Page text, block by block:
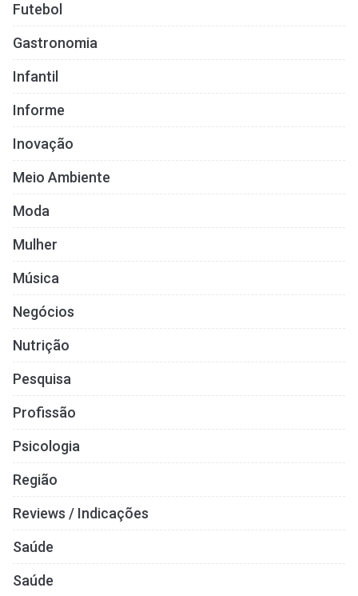
Futebol
Gastronomia
Infantil
Informe
Inovação
Meio Ambiente
Moda
Mulher
Música
Negócios
Nutrição
Pesquisa
Profissão
Psicologia
Região
Reviews / Indicações
Saúde
Saúde